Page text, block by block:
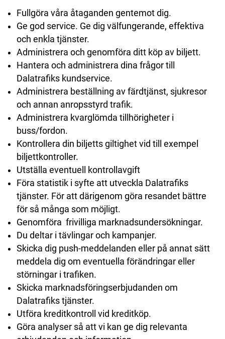
Fullgöra våra åtaganden gentemot dig.
Ge god service. Ge dig välfungerande, effektiva
och enkla tjänster.
Administrera och genomföra ditt köp av biljett.
Hantera och administrera dina frågor till
Dalatrafiks kundservice.
Administrera beställning av färdtjänst, sjukresor
och annan anropsstyrd trafik.
Administrera kvarglömda tillhörigheter i
buss/fordon.
Kontrollera din biljetts giltighet vid till exempel
biljettkontroller.
Utställa eventuell kontrollavgift
Föra statistik i syfte att utveckla Dalatrafiks
tjänster. För att därigenom göra resandet bättre
för så många som möjligt.
Genomföra frivilliga marknadsundersökningar.
Du deltar i tävlingar och kampanjer.
Skicka dig push-meddelanden eller på annat sätt
meddela dig om eventuella förändringar eller
störningar i trafiken.
Skicka marknadsföringserbjudanden om
Dalatrafiks tjänster.
Utföra kreditkontroll vid kreditköp.
Göra analyser så att vi kan ge dig relevanta